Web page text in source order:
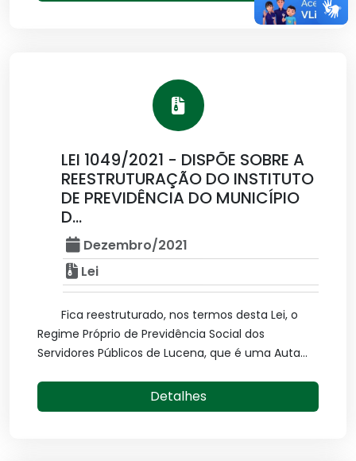
LEI 1049/2021 - DISPÕE SOBRE A
REESTRUTURAÇÃO DO INSTITUTO
DE PREVIDÊNCIA DO MUNICÍPIO
D...
Dezembro/2021
Lei
Fica reestruturado, nos termos desta Lei, o
Regime Próprio de Previdência Social dos
Servidores Públicos de Lucena, que é uma Auta...
Detalhes